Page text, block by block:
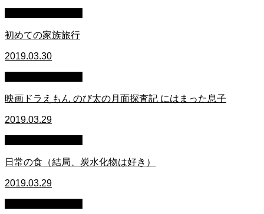
初めての家族旅行
2019.03.30
映画ドラえもん のび太の月面探査記 にはまった息子
2019.03.29
日常の食（結局、炭水化物は好き）
2019.03.29